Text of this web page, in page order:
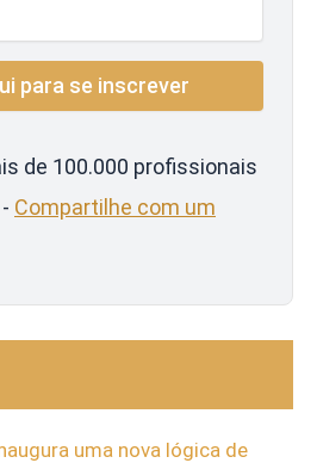
de 100.000 profissionais
Compartilhe com um
uma nova lógica de